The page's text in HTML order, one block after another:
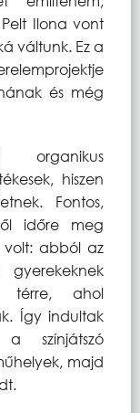
Ilona vont
váltunk. Ez a
és még
hiszen
Fontos,
időre meg
volt: abból az
térre, ahol
Így indultak
színjátszó
majd